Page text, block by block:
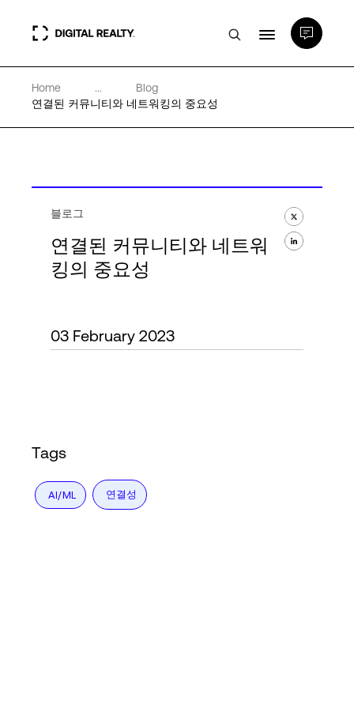
데이터 센터
전문성 및 리소스
Home ...
Blog
연결된 커뮤니티와 네트워킹의 중요성
블로그
연결된 커뮤니티와 네트워
킹의 중요성
03 February 2023
Tags
AI/ML 연결성